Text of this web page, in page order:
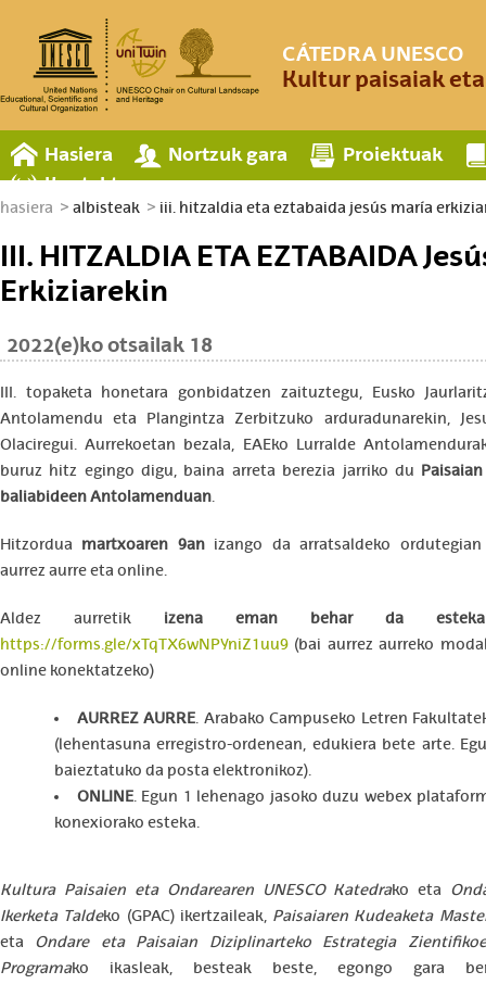
CÁTEDRA UNESCO
Kultur paisaiak
Hasiera Nortzuk gara
Proiektuak
Kontaktua
hasiera albisteak iii. hitzaldia eta eztabaida jesús maría
III. HITZALDIA ETA EZTABAIDA
Erkiziarekin
2022(e)ko otsailak 18
III. topaketa honetara gonbidatzen zaituztegu, Eusko
Antolamendu eta Plangintza Zerbitzuko arduradunarekin,
Olaciregui. Aurrekoetan bezala, EAEko Lurralde
buruz hitz egingo digu, baina arreta berezia jarriko du
baliabideen Antolamenduan
Hitzordua martxoaren 9anizango da arratsaldeko
aurrez aurre eta online.
Aldez aurretik izena eman behar da
https://forms.gle/xTqTX6wNPYniZ1uu9 (bai aurrez aurreko
online konektatzeko)
AURREZ AURRE . Arabako Campuseko Letren
(lehentasuna erregistro-ordenean, edukiera bete arte.
baieztatuko da posta elektronikoz).
ONLINE. Egun 1 lehenago jasoko duzu webex
konexiorako esteka.
Kultura Paisaien eta Ondarearen UNESCO Katedrako eta
Ikerketa Taldeko (GPAC) ikertzaileak, Paisaiaren Kudeaketa
eta Ondare eta Paisaian Diziplinarteko Estrategia
Programako ikasleak, besteak beste, egongo gara